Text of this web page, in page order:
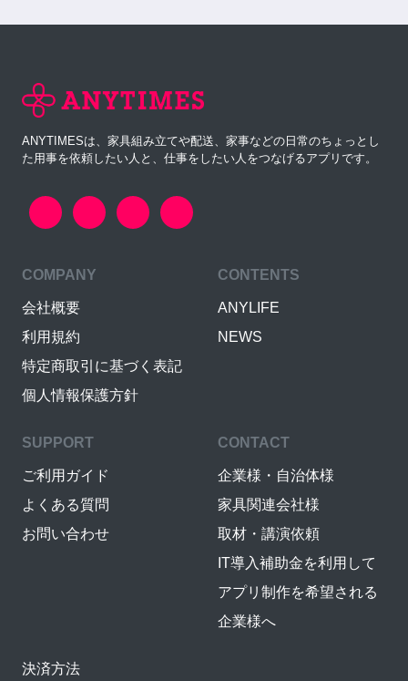
ANYTIMESは、家具組み立てや配送、家事などの日常のちょっとし
た用事を依頼したい人と、仕事をしたい人をつなげるアプリです。
COMPANY
会社概要
利用規約
特定商取引に基づく表記
個人情報保護方針
CONTENTS
ANYLIFE
NEWS
SUPPORT
ご利用ガイド
よくある質問
お問い合わせ
CONTACT
企業様・自治体様
家具関連会社様
取材・講演依頼
IT導入補助金を利用して
アプリ制作を希望される
企業様へ
決済方法